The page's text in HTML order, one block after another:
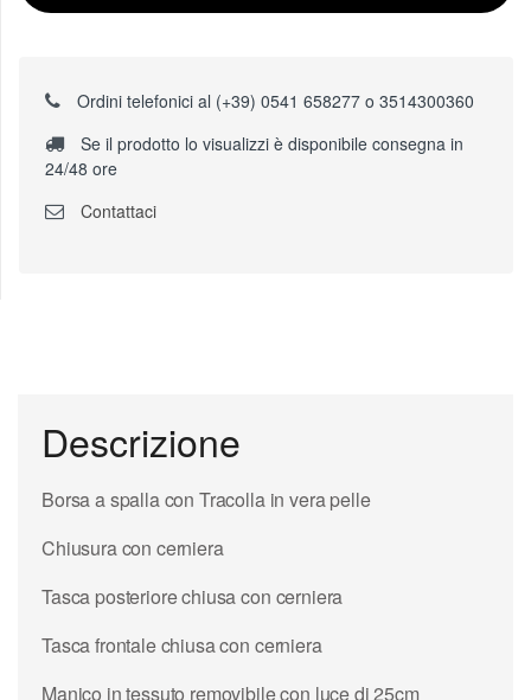
Ordini telefonici al (+39) 0541 658277 o 3514300360
Se il prodotto lo visualizzi è disponibile consegna in
24/48 ore
Contattaci
Descrizione
Borsa a spalla con Tracolla in vera pelle
Chiusura con cerniera
Tasca posteriore chiusa con cerniera
Tasca frontale chiusa con cerniera
Manico in tessuto removibile con luce di 25cm